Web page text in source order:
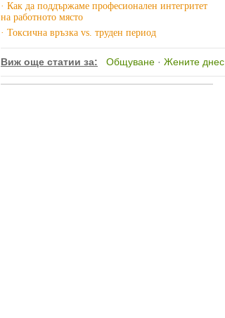
· Как да поддържаме професионален интегритет
на работното място
· Токсична връзка vs. труден период
Виж още статии за: Общуване · Жените днес